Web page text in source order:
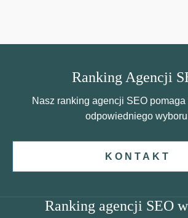
Ranking Agencji
Nasz ranking agencji SEO
odpowiedniego
KONTAKT
Ranking agencji SEO